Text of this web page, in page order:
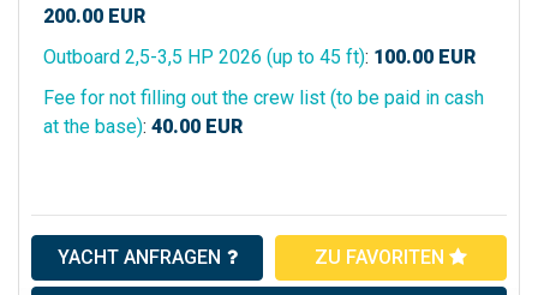
200.00 EUR
Outboard 2,5-3,5 HP 2026 (up to 45 ft): 100.00 EUR
Fee for not filling out the crew list (to be paid in cash
at the base): 40.00 EUR
YACHT ANFRAGEN ZU FAVORITEN